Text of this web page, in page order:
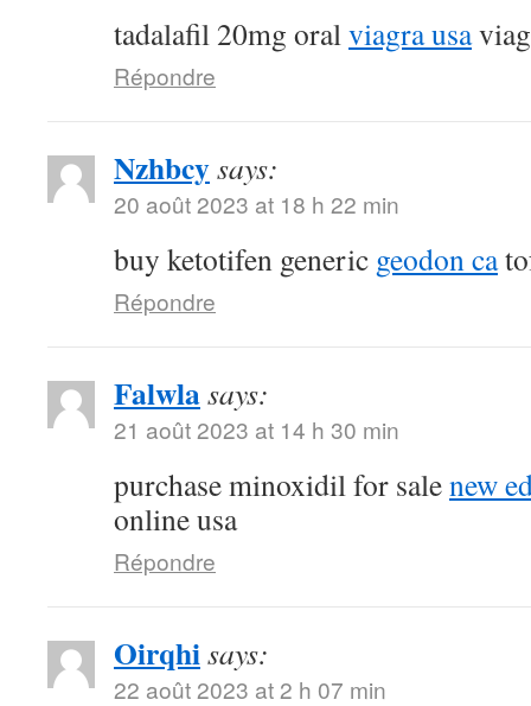
tadalafil 20mg oralviagra usa
Répondre
Nzhbcysays:
20 août 2023 at 18 h 22 min
buy ketotifen generic geodon ca
Répondre
Falwlasays:
21 août 2023 at 14 h 30 min
purchase minoxidil for salenew
online usa
Répondre
Oirqhisays:
22 août 2023 at 2 h 07 min